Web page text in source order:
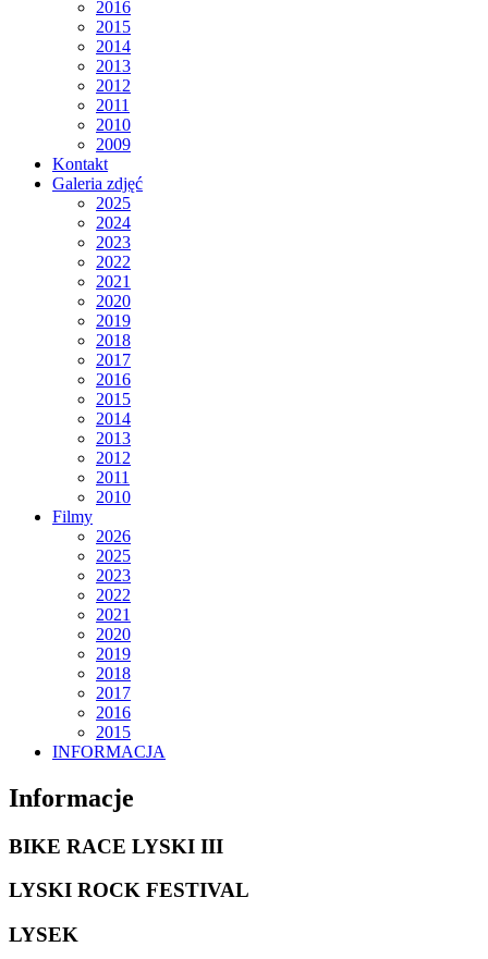
2016
2015
2014
2013
2012
2011
2010
2009
Kontakt
Galeria zdjęć
2025
2024
2023
2022
2021
2020
2019
2018
2017
2016
2015
2014
2013
2012
2011
2010
Filmy
2026
2025
2023
2022
2021
2020
2019
2018
2017
2016
2015
INFORMACJA
Informacje
BIKE RACE LYSKI III
LYSKI ROCK FESTIVAL
LYSEK